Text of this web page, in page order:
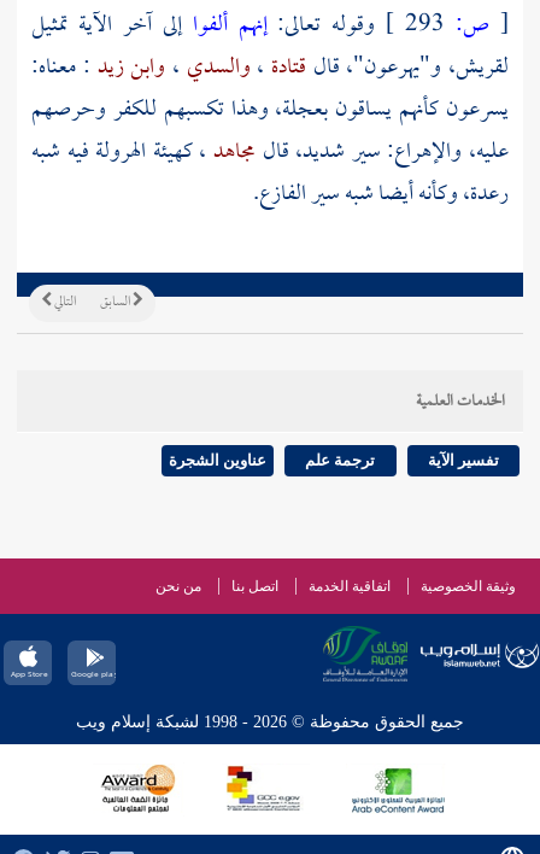
[ ص: وقوله تعالى:إنهم ألفواإلى آخر الآية تمثيل
لقريش، و"يهرعون"، قال قتادة ،والسدي ، وابن زيد : معناه:
يسرعون كأنهم يساقون بعجلة، وهذا تكسبهم للكفر وحرصهم
عليه، والإهراع: سير شديد، قال مجاهد، كهيئة الهرولة فيه شبه
رعدة، وكأنه أيضا شبه سير الفازع.
التالي السابق
الخدمات العلمية
تفسير الآية ترجمة علم عناوين الشجرة
وثيقة الخصوصية اتفاقية الخدمة اتصل بنا من نحن
جميع الحقوق محفوظة © 2026 - 1998 لشبكة إسلام ويب